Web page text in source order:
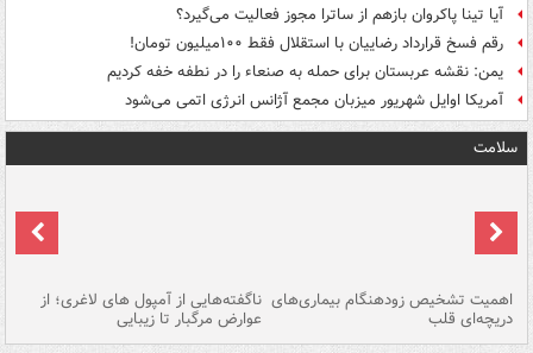
آیا تینا پاکروان بازهم از ساترا مجوز فعالیت می‌گیرد؟
رقم فسخ قرارداد رضاییان با استقلال فقط ۱۰۰میلیون تومان!
یمن: نقشه عربستان برای حمله به صنعاء را در نطفه خفه کردیم
آمریکا اوایل شهریور میزبان مجمع آژانس انرژی اتمی می‌شود
سلامت
اهمیت تشخیص زودهنگام بیماری‌های
دریچه‌ای قلب
ناگفته‌هایی از آمپول های لاغری؛ از
عوارض مرگبار تا زیبایی